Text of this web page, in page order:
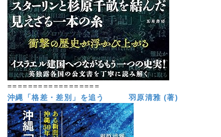
==================
沖縄「格差・差別」を追う 羽原清雅 (著)